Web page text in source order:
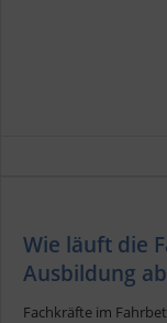
Wie läuft die
Ausbildung
Fachkräfte im